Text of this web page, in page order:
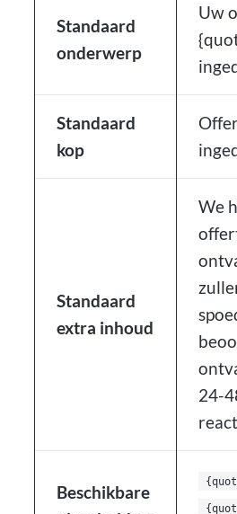
Standaard
onderwerp
Uw
Standaard
kop
Standaard
extra inhoud
We
24-
Beschikbare